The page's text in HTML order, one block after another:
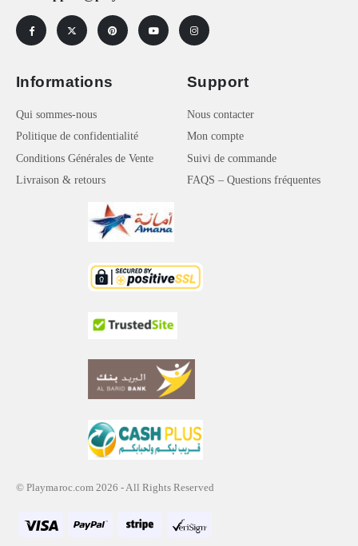
Informations
Qui sommes-nous
Politique de confidentialité
Conditions Générales de Vente
Livraison & retours
Support
Nous contacter
Mon compte
Suivi de commande
FAQS – Questions fréquentes
© Playmaroc.com 2026 - All Rights Reserved